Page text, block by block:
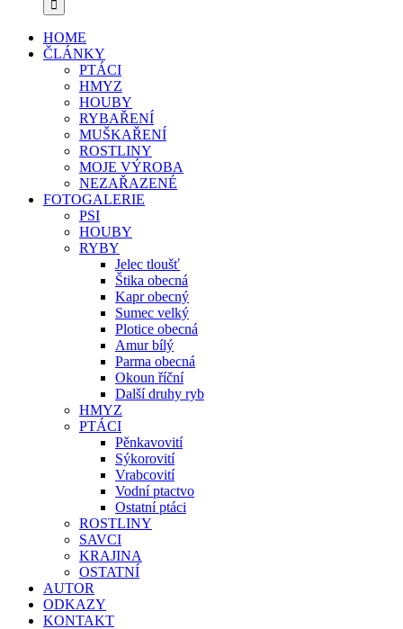
HOME
ČLÁNKY
PTÁCI
HMYZ
HOUBY
RYBAŘENÍ
MUŠKAŘENÍ
ROSTLINY
MOJE VÝROBA
NEZAŘAZENÉ
FOTOGALERIE
PSI
HOUBY
RYBY
Jelec tloušť
Štika obecná
Kapr obecný
Sumec velký
Plotice obecná
Amur bílý
Parma obecná
Okoun říční
Další druhy ryb
HMYZ
PTÁCI
Pěnkavovití
Sýkorovití
Vrabcovití
Vodní ptactvo
Ostatní ptáci
ROSTLINY
SAVCI
KRAJINA
OSTATNÍ
AUTOR
ODKAZY
KONTAKT